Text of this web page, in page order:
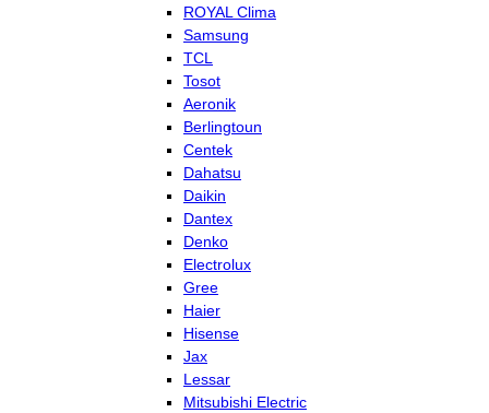
ROYAL Clima
Samsung
TCL
Tosot
Aeronik
Berlingtoun
Centek
Dahatsu
Daikin
Dantex
Denko
Electrolux
Gree
Haier
Hisense
Jax
Lessar
Mitsubishi Electric